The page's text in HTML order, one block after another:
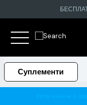
Суплементи